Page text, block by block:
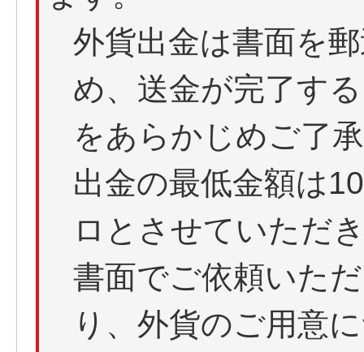
外貨出金は書面を
め、送金が完了す
をあらかじめご了
出金の最低金額は
ロとさせていただ
書面でご依頼いた
り、外貨のご用意